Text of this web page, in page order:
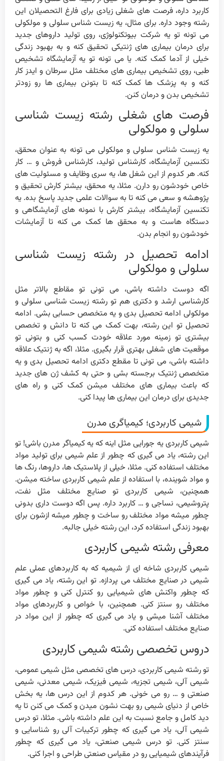
کاربرد داره، فرصت های شغلی زیادی برای فارغ التحصیلان این
رشته وجود داره. برای مثال، یه زیست شناس سلولی و مولکولی
می تونه تو یه شرکت بیوتکنولوژی، روی تولید داروهای جدید
برای درمان بیماری های ژنتیکی تحقیق کنه و به بهبود زندگی
خیلی از آدما کمک کنه. یا می تونه تو یه آزمایشگاه تشخیص
طبی، روی تشخیص بیماری های مختلف مثل سرطان و ایدز کار
کنه و به پزشک ها کمک کنه تا بتونن بیماری ها رو زودتر
تشخیص بدن و درمان کنن.
فرصت های شغلی رشته زیست شناسی
سلولی و مولکولی
یه زیست شناس سلولی و مولکولی می تونه به عنوان محقق،
تکنسین آزمایشگاه، کارشناس تولید، کارشناس فروش و … کار
کنه. هر کدوم از این شغل ها، یه سری وظایف و مسئولیت های
خاص خودشون رو دارن. مثلا، یه محقق، بیشتر کارش تحقیق و
پژوهشه و سعی می کنه تا به سوالات علمی جدید پاسخ بده. یه
تکنسین آزمایشگاه، بیشتر کارش با نمونه های آزمایشگاهی و
دستگاه هاست و به محقق ها کمک می کنه تا آزمایشات
خودشون رو انجام بدن.
ادامه تحصیل در رشته زیست شناسی
سلولی و مولکولی
اگه دوست داشته باشی، می تونی تو مقاطع بالاتر مثل
کارشناسی ارشد و دکتری هم تو رشته زیست شناسی سلولی و
مولکولی ادامه تحصیل بدی و یه متخصص حسابی بشی. ادامه
تحصیل تو این رشته، بهت کمک می کنه تا دانش و تخصص
بیشتری تو زمینه مورد علاقه خودت کسب کنی و بتونی تو
موقعیت های شغلی بهتری قرار بگیری. مثلا، اگه به ژنتیک علاقه
داشته باشی، می تونی تا مقطع دکتری ادامه تحصیل بدی و یه
متخصص ژنتیک برجسته بشی و حتی به کشف ژن های جدید
که باعث بیماری های مختلف میشن کمک کنی و راه های
جدیدی برای درمان این بیماری ها پیدا کنی.
شیمی کاربردی؛ کیمیاگری مدرن
شیمی کاربردی یه جورایی مثل اینه که یه کیمیاگر مدرن باشی! تو
این رشته، یاد می گیری که چطور از علم شیمی برای تولید مواد
مختلف استفاده کنی. مثلا، خیلی از پلاستیک ها، داروها، رنگ ها
و مواد شوینده، با استفاده از علم شیمی کاربردی ساخته میشن.
همچنین، شیمی کاربردی تو صنایع مختلف مثل نفت،
پتروشیمی، نساجی و … کاربرد داره. پس اگه دوست داری بدونی
چطور میشه مواد مختلف رو ساخت و چطور میشه ازشون برای
بهبود زندگی استفاده کرد، این رشته خیلی جالبه.
معرفی رشته شیمی کاربردی
شیمی کاربردی شاخه ای از شیمیه که به کاربردهای عملی علم
شیمی در صنایع مختلف می پردازه. تو این رشته، یاد می گیری
که چطور واکنش های شیمیایی رو کنترل کنی و چطور مواد
مختلف رو سنتز کنی. همچنین، با خواص و کاربردهای مواد
مختلف آشنا میشی و یاد می گیری که چطور از این مواد در
صنایع مختلف استفاده کنی.
دروس تخصصی رشته شیمی کاربردی
تو رشته شیمی کاربردی، درس های تخصصی مثل شیمی عمومی،
شیمی آلی، شیمی تجزیه، شیمی فیزیک، شیمی معدنی، شیمی
صنعتی و … رو می خونی. هر کدوم از این درس ها، یه بخش
خاص از دنیای شیمی رو بهت نشون میدن و کمک می کنن تا یه
دید کامل و جامع نسبت به این علم داشته باشی. مثلا، تو درس
شیمی آلی، یاد می گیری که چطور ترکیبات آلی رو شناسایی و
سنتز کنی. تو درس شیمی صنعتی، یاد می گیری که چطور
فرآیندهای شیمیایی رو در مقیاس صنعتی طراحی و اجرا کنی.